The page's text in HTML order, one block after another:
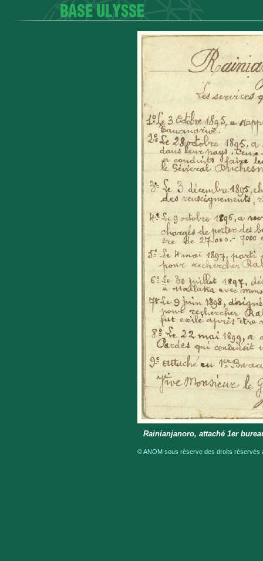
Rainianjanoro, attaché 1er
© ANOM sous réserve des droits réservés